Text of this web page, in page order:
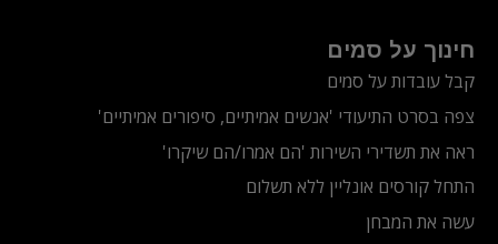
חינוך על סמים
קבל עובדות על סמים
צפה בסרט התיעודי 'אנשים אמיתיים, סיפורים אמיתיים'
ראה את תשדירי השירות 'הם אמרו/הם שיקרו'
התחל קורסים אונליין ללא תשלום
עשה את המבחן